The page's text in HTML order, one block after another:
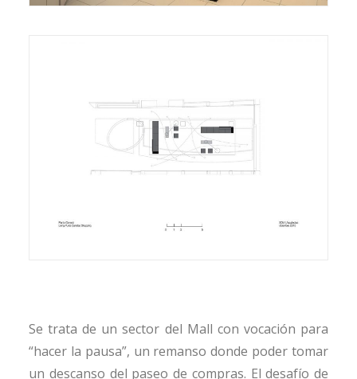
Se trata de un sector del Mall con vocación para
“hacer la pausa”, un remanso donde poder tomar
un descanso del paseo de compras. El desafío de